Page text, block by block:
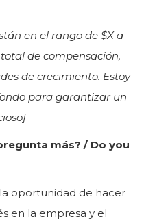
en el rango de $X a
de compensación,
de crecimiento. Estoy
para garantizar un
más? / Do you
oportunidad de hacer
en la empresa y el